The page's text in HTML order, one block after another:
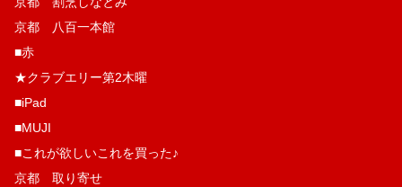
京都 八百一本館
■赤
★クラブエリー第2木曜
■iPad
■MUJI
■これが欲しいこれを買った♪
京都 取り寄せ